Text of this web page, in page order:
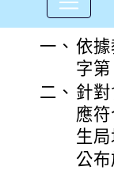
衛生福
一、 依
字第
二、 針
應
生
公